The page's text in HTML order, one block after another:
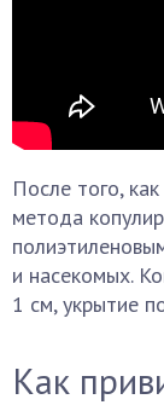
После того,
метода
и насекомых.
1 см, укрытие
Как